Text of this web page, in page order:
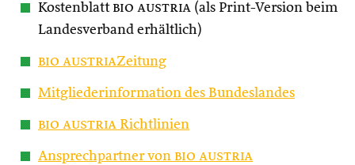
Kostenblatt bio austria (als Print-Version beim
Landesverband erhältlich)
bio austriaZeitung
Mitgliederinformation des Bundeslandes
bio austria Richtlinien
Ansprechpartner von bio austria